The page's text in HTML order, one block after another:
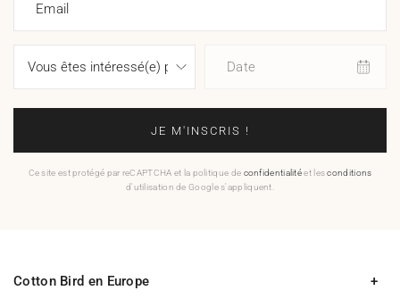
Email
Date
JE M'INSCRIS !
Ce site est protégé par reCAPTCHA et la politique de confidentialitéet lesconditions
d'utilisation de Google s'appliquent.
Cotton Bird en Europe